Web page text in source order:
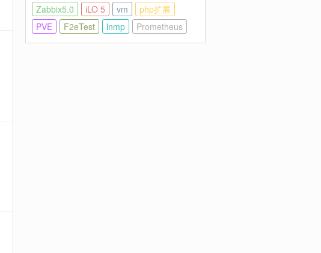
Zabbix5.0
iLO 5 vm
php扩展
PVE
F2eTest lnmp Prometheus